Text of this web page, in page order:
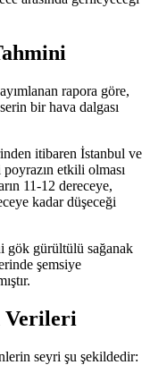
rapora göre,
bir hava dalgası
itibaren İstanbul ve
etkili olması
11-12 dereceye,
kadar düşeceği
gök gürültülü sağanak
şemsiye
Verileri
seyri şu şekildedir: